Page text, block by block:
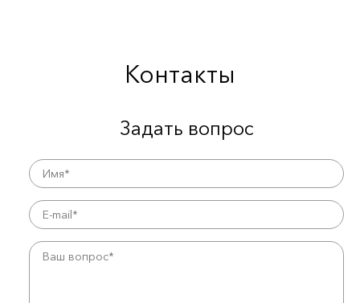
Контакты
Задать вопрос